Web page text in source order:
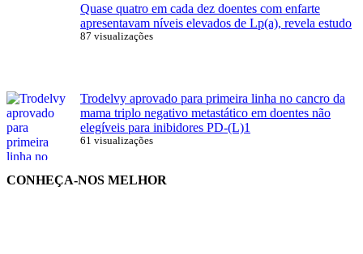
Quase quatro em cada dez doentes com enfarte
apresentavam níveis elevados de Lp(a), revela estudo
87 visualizações
Trodelvy aprovado para primeira linha no cancro da
mama triplo negativo metastático em doentes não
elegíveis para inibidores PD-(L)1
61 visualizações
CONHEÇA-NOS MELHOR